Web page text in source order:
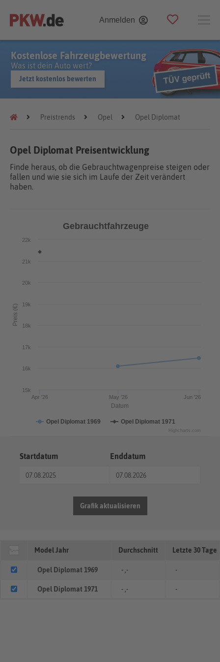
Anmelden
Kostenlose Fahrzeugbewertung
Was ist dein Auto wert?
Jetzt kostenlos bewerten
Preistrends Opel Opel Diplomat
Opel Diplomat Preisentwicklung
Finde heraus, ob die Gebrauchtwagenpreise steigen oder
fallen und wie sie sich im Laufe der Zeit verändert
haben.
Datum
Preis (€)
Gebrauchtfahrzeuge
Opel Diplomat 1969 Opel Diplomat 1971
May '26 Jun '26
Apr '26
16k
18k
20k
22k
15k
17k
19k
21k
Highcharts.com
Startdatum Enddatum
Grafik aktualisieren
Model Jahr Durchschnitt Letzte 30 Tage
Opel Diplomat 1969 - ,- -
Opel Diplomat 1971 - ,- -